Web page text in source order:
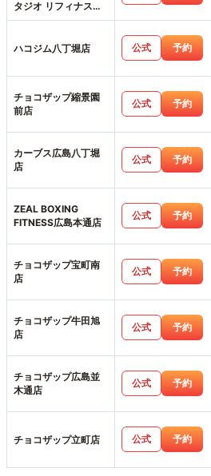
タジオ リフィナス広
島八丁堀店
ハコジム八丁堀店 公式 予約
チョコザップ縮景園
前店
公式 予約
カーブス広島八丁堀
店
公式 予約
ZEAL BOXING
FITNESS広島本通店
公式 予約
チョコザップ宝町南
店
公式 予約
チョコザップ牛田旭
店
公式 予約
チョコザップ広島並
木通店
公式 予約
チョコザップ立町店 公式 予約